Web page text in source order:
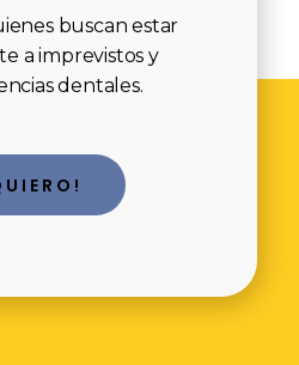
buscan estar
a imprevistos y
dentales.